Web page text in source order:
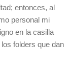
entonces, al
personal mi
en la casilla
folders que dan